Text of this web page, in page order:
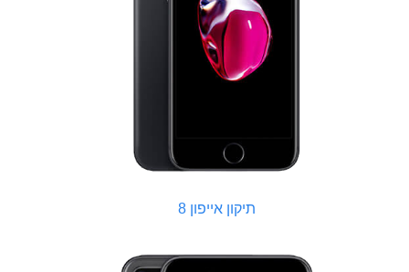
תיקון אייפון 8